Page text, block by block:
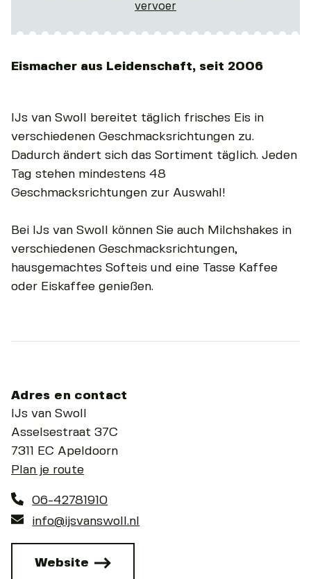
vervoer
Eismacher aus Leidenschaft, seit 2006
IJs van Swoll bereitet täglich frisches Eis in
verschiedenen Geschmacksrichtungen zu.
Dadurch ändert sich das Sortiment täglich. Jeden
Tag stehen mindestens 48
Geschmacksrichtungen zur Auswahl!
Bei IJs van Swoll können Sie auch Milchshakes in
verschiedenen Geschmacksrichtungen,
hausgemachtes Softeis und eine Tasse Kaffee
oder Eiskaffee genießen.
Adres en contact
IJs van Swoll
Asselsestraat 37C
7311 EC Apeldoorn
Plan je route
06-42781910
info@ijsvanswoll.nl
Website